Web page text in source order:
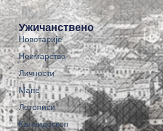
Ужичанствено
Новотарије
Неимарство
Личности
Мапе
Летописи
Калеидоскоп